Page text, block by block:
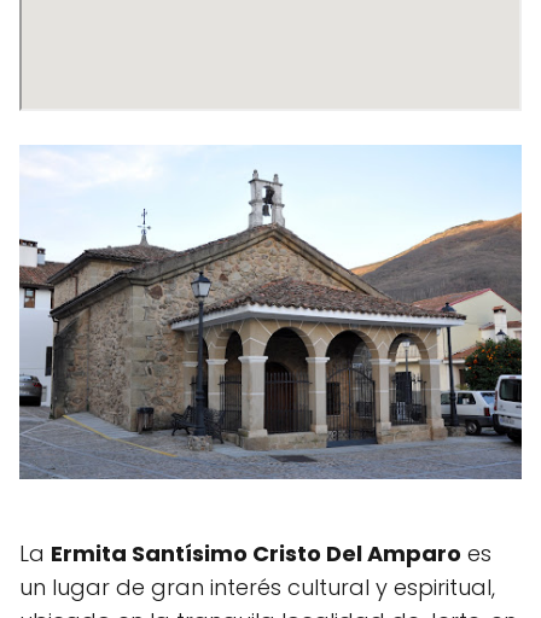
La Ermita Santísimo Cristo Del Amparo es
un lugar de gran interés cultural y espiritual,